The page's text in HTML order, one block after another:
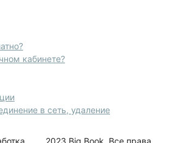
кабинете?
в сеть, удаление
2023 Big Book. Все права